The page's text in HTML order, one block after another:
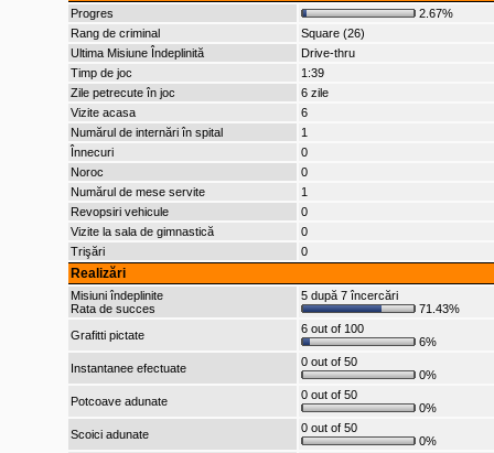
Progres
2.67%
Rang de criminal
Square (26)
Ultima Misiune Îndeplinită
Drive-thru
Timp de joc
1:39
Zile petrecute în joc
6 zile
Vizite acasa
6
Numărul de internări în spital
1
Înnecuri
0
Noroc
0
Numărul de mese servite
1
Revopsiri vehicule
0
Vizite la sala de gimnastică
0
Trişări
0
Realizări
Misiuni îndeplinite
Rata de succes
5 după 7 încercări
71.43%
Grafitti pictate
6 out of 100
6%
Instantanee efectuate
0 out of 50
0%
Potcoave adunate
0 out of 50
0%
Scoici adunate
0 out of 50
0%